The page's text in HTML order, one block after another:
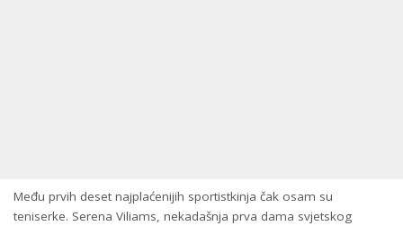
Među prvih deset najplaćenijih sportistkinja čak osam su
teniserke. Serena Viliams, nekadašnja prva dama svjetskog